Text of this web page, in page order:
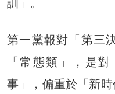
訓」。
第一黨報對「第三
「常態類」，是
事」，偏重於「新